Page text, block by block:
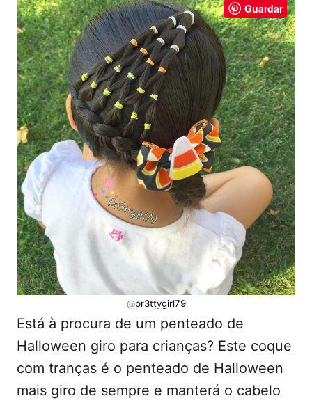
Guardar
@pr3ttygirl79
Está à procura de um penteado de
Halloween giro para crianças? Este coque
com tranças é o penteado de Halloween
mais giro de sempre e manterá o cabelo